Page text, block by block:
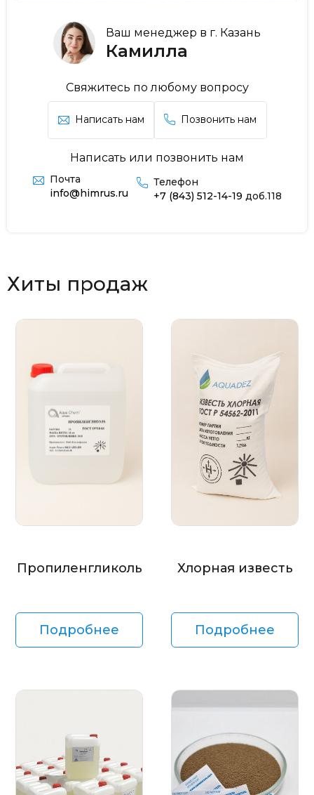
Ваш менеджер в г. Казань
Камилла
Свяжитесь по любому вопросу
Написать нам Позвонить нам
Написать или позвонить нам
Почта
info@himrus.ru
Телефон
+7 (843) 512-14-19 доб.118
Хиты продаж
Пропиленгликоль
Подробнее
Хлорная известь
Подробнее